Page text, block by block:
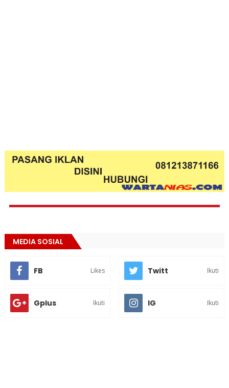
MEDIA SOSIAL
FB Likes Twitt Ikuti
Gplus Ikuti IG Ikuti